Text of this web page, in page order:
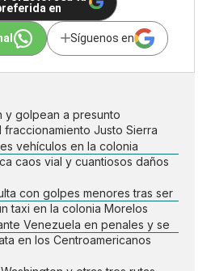
en
Síguenos en
y golpean a presunto
Justo Sierra
vehículos en la colonia
caos vial y cuantiosos daños
con golpes menores tras ser
taxi en la colonia Morelos
Venezuela en penales y se
en los Centroamericanos